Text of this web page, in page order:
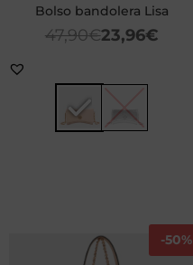
Bolso bandolera Lisa
47,90€23,96€
-50%